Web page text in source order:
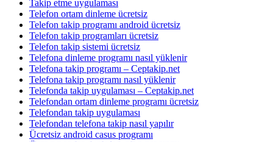
Takip etme uygulaması
Telefon ortam dinleme ücretsiz
Telefon takip programı android ücretsiz
Telefon takip programları ücretsiz
Telefon takip sistemi ücretsiz
Telefona dinleme programı nasıl yüklenir
Telefona takip programı – Ceptakip.net
Telefona takip programı nasıl yüklenir
Telefonda takip uygulaması – Ceptakip.net
Telefondan ortam dinleme programı ücretsiz
Telefondan takip uygulaması
Telefondan telefona takip nasıl yapılır
Ücretsiz android casus programı